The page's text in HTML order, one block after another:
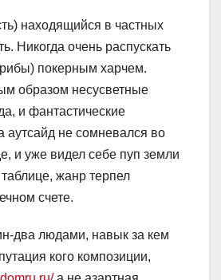
находящийся в частных
Никогда очень распускать
покерным харчем.
образом несусветные
и фантастические
аутсайд не сомневался во
и уже видел себе пуп земли
жанр терпел
счете.
два людами, навык за кем
кого композиции,